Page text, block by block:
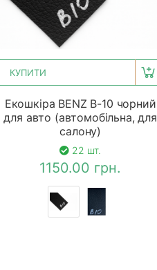
КУПИТИ
Екошкіра BENZ B-10 чорний
для авто (автомобільна, для
салону)
22 шт.
1150.00 грн.